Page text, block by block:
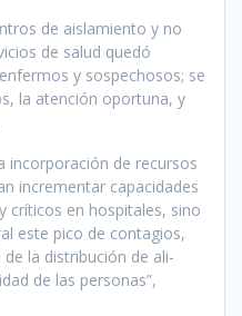
de aislamiento y no
de salud quedó
y sospechosos; se
la atención oportuna, y
incorporación de recursos
incrementar capacidades
críticos en hospitales, sino
este pico de contagios,
de la distribución de ali­
de las personas”,